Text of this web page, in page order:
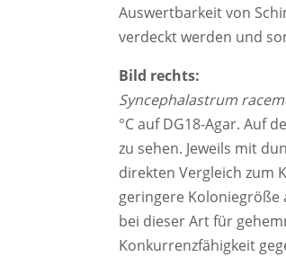
Auswertbarkeit von
verdeckt werden und
Bild rechts:
Syncephalastrum
°C auf DG18-Agar. Auf
zu sehen. Jeweils mit
direkten Vergleich zum
geringere Koloniegröße
bei dieser Art für
Konkurrenzfähigkeit